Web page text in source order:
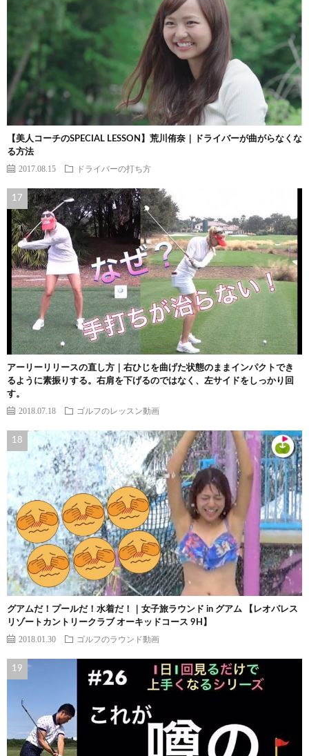
【美人コーチのSPECIAL LESSON】荒川侑奈｜ドライバーが曲がらなくな
る方法
2017.08.15 ドライバーの打ち方
アーリーリリースの直し方｜右ひじを曲げた状態のままインパクトでき
るように素振りする。右肩を下げるのではなく、左サイドをしっかり回
す。
2018.07.18 ゴルフのレッスン動画
グアムだ！プールだ！水着だ！｜女子旅ラウンド in グアム 【レオパレス
リゾートカントリークラブ オーキッドコース 9H】
2018.01.30 ゴルフのラウンド動画